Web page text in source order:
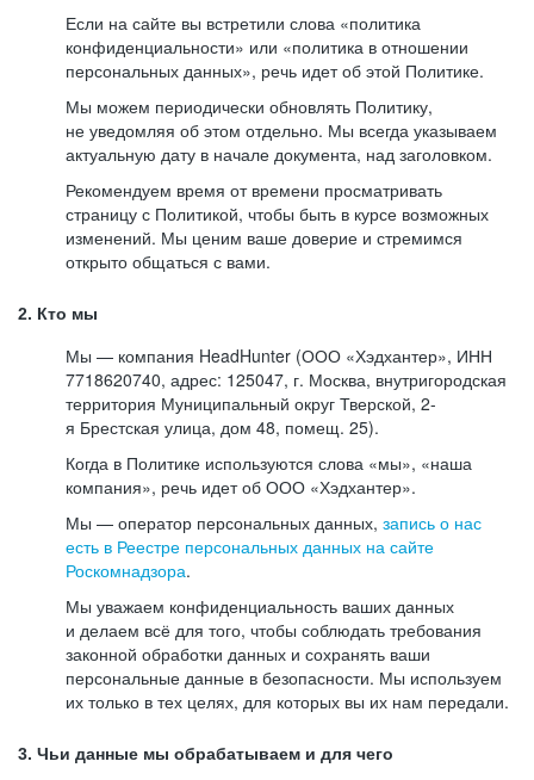
Если на сайте вы встретили слова «политика
конфиденциальности» или «политика в отношении
персональных данных», речь идет об этой Политике.
Мы можем периодически обновлять Политику,
не уведомляя об этом отдельно. Мы всегда указываем
актуальную дату в начале документа, над заголовком.
Рекомендуем время от времени просматривать
страницу с Политикой, чтобы быть в курсе возможных
изменений. Мы ценим ваше доверие и стремимся
открыто общаться с вами.
2. Кто мы
Мы — компания HeadHunter (ООО «Хэдхантер», ИНН
7718620740, адрес: 125047, г. Москва, внутригородская
территория Муниципальный округ Тверской, 2-
я Брестская улица, дом 48, помещ. 25).
Когда в Политике используются слова «мы», «наша
компания», речь идет об ООО «Хэдхантер».
Мы — оператор персональных данных, запись о нас
есть в Реестре персональных данных на сайте
Роскомнадзора.
Мы уважаем конфиденциальность ваших данных
и делаем всё для того, чтобы соблюдать требования
законной обработки данных и сохранять ваши
персональные данные в безопасности. Мы используем
их только в тех целях, для которых вы их нам передали.
3. Чьи данные мы обрабатываем и для чего